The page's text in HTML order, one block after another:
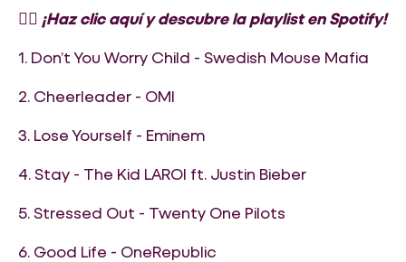
👉🏻 ¡Haz clic aquí y descubre la playlist en Spotify!
1. Don’t You Worry Child - Swedish Mouse Mafia
2. Cheerleader - OMI
3. Lose Yourself - Eminem
4. Stay - The Kid LAROI ft. Justin Bieber
5. Stressed Out - Twenty One Pilots
6. Good Life - OneRepublic